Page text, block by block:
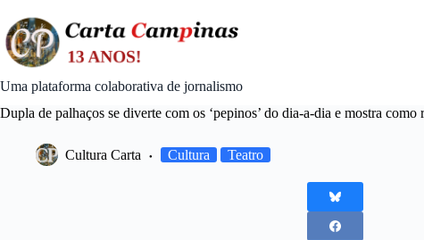
content
Uma plataforma colaborativa de jornalismo
Dupla de palhaços se diverte com os ‘pepinos’ do dia-a-dia e mostra como
Cultura Carta Cultura Teatro